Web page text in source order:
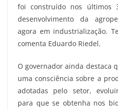
foi construído nos últimos
desenvolvimento da
agora em industrialização.
comenta Eduardo Riedel.
O governador ainda destaca
uma consciência sobre a
adotadas pelo setor,
para que se obtenha nos